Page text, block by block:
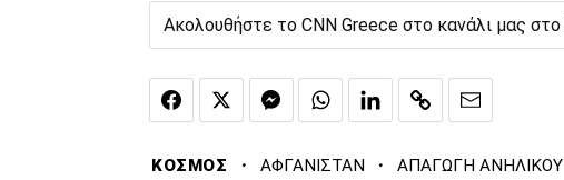
Ακολουθήστε το CNN Greece στο κανάλι μας στο
ΚΟΣΜΟΣ · ΑΦΓΑΝΙΣΤΑΝ · ΑΠΑΓΩΓΗ ΑΝΗΛΙΚΟΥ